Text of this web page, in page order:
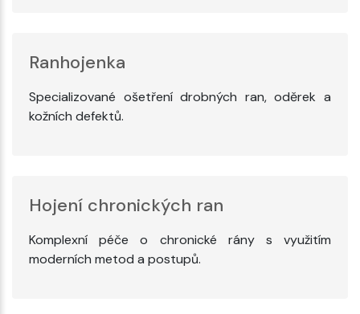
Ranhojenka
Specializované ošetření drobných ran, oděrek a
kožních defektů.
Hojení chronických ran
Komplexní péče o chronické rány s využitím
moderních metod a postupů.